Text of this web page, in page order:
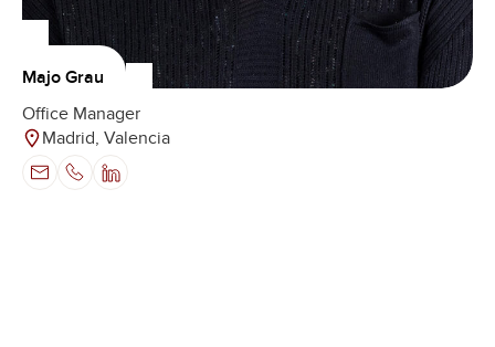
Majo Grau
Office Manager
Madrid, Valencia